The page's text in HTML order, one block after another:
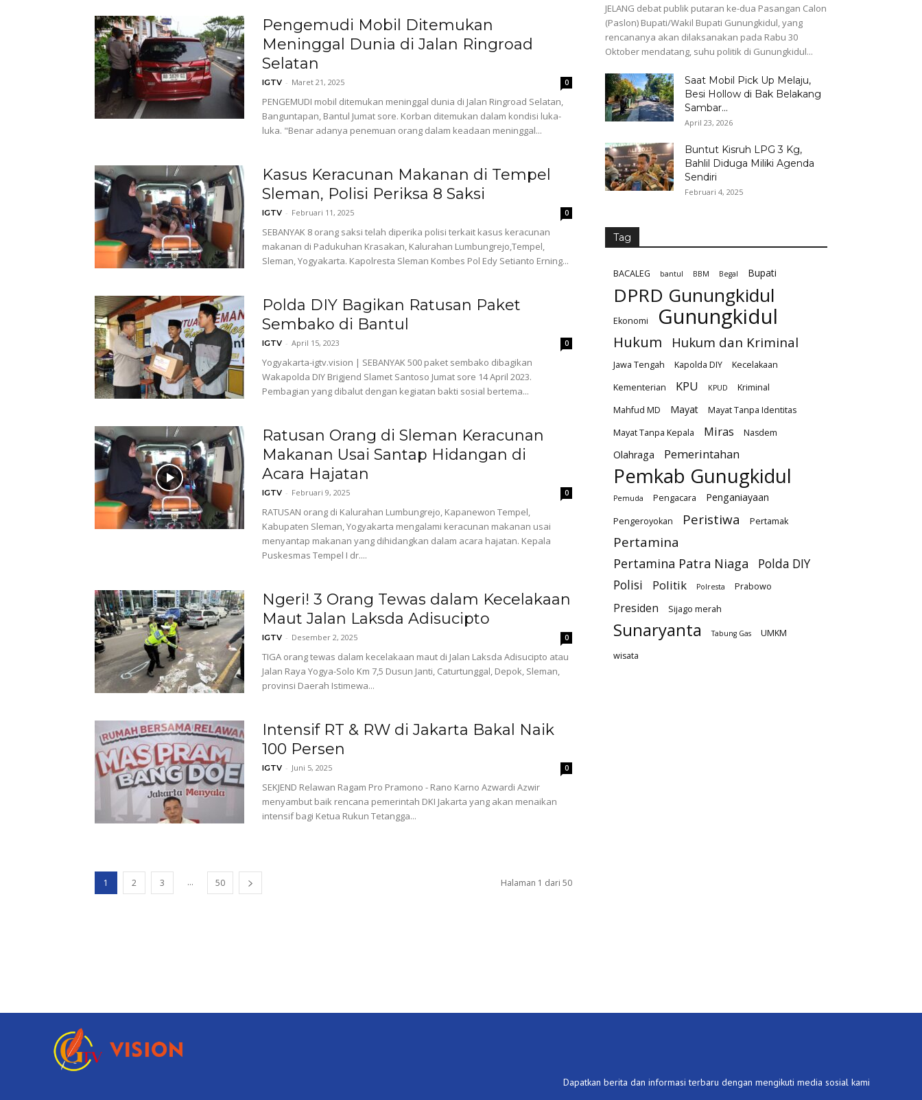
Pengemudi Mobil Ditemukan
Meninggal Dunia di Jalan Ringroad
Selatan
IGTV - Maret 21, 2025 0
PENGEMUDI mobil ditemukan meninggal dunia di Jalan Ringroad Selatan,
Banguntapan, Bantul Jumat sore. Korban ditemukan dalam kondisi luka-
luka. "Benar adanya penemuan orang dalam keadaan meninggal...
Kasus Keracunan Makanan di Tempel
Sleman, Polisi Periksa 8 Saksi
IGTV - Februari 11, 2025 0
SEBANYAK 8 orang saksi telah diperika polisi terkait kasus keracunan
makanan di Padukuhan Krasakan, Kalurahan Lumbungrejo,Tempel,
Sleman, Yogyakarta. Kapolresta Sleman Kombes Pol Edy Setianto Erning...
Polda DIY Bagikan Ratusan Paket
Sembako di Bantul
IGTV - April 15, 2023 0
Yogyakarta-igtv.vision | SEBANYAK 500 paket sembako dibagikan
Wakapolda DIY Brigjend Slamet Santoso Jumat sore 14 April 2023.
Pembagian yang dibalut dengan kegiatan bakti sosial bertema...
Ratusan Orang di Sleman Keracunan
Makanan Usai Santap Hidangan di
Acara Hajatan
IGTV - Februari 9, 2025 0
RATUSAN orang di Kalurahan Lumbungrejo, Kapanewon Tempel,
Kabupaten Sleman, Yogyakarta mengalami keracunan makanan usai
menyantap makanan yang dihidangkan dalam acara hajatan. Kepala
Puskesmas Tempel I dr....
Ngeri! 3 Orang Tewas dalam Kecelakaan
Maut Jalan Laksda Adisucipto
IGTV - Desember 2, 2025 0
TIGA orang tewas dalam kecelakaan maut di Jalan Laksda Adisucipto atau
Jalan Raya Yogya-Solo Km 7,5 Dusun Janti, Caturtunggal, Depok, Sleman,
provinsi Daerah Istimewa...
Intensif RT & RW di Jakarta Bakal Naik
100 Persen
IGTV - Juni 5, 2025 0
SEKJEND Relawan Ragam Pro Pramono - Rano Karno Azwardi Azwir
menyambut baik rencana pemerintah DKI Jakarta yang akan menaikan
intensif bagi Ketua Rukun Tetangga...
1 2 3 ... 50 Halaman 1 dari 50
JELANG debat publik putaran ke-dua Pasangan Calon
(Paslon) Bupati/Wakil Bupati Gunungkidul, yang
rencananya akan dilaksanakan pada Rabu 30
Oktober mendatang, suhu politik di Gunungkidul...
Saat Mobil Pick Up Melaju,
Besi Hollow di Bak Belakang
Sambar...
April 23, 2026
Buntut Kisruh LPG 3 Kg,
Bahlil Diduga Miliki Agenda
Sendiri
Februari 4, 2025
Tag
BACALEG bantul BBM Begal Bupati
DPRD Gunungkidul
Ekonomi Gunungkidul
Hukum Hukum dan Kriminal
Jawa Tengah Kapolda DIY
Kecelakaan
Kementerian
KPU KPUD
Kriminal
Mahfud MD
Mayat
Mayat Tanpa Identitas
Mayat Tanpa Kepala
Miras Nasdem
Olahraga Pemerintahan
Pemkab Gunugkidul
Pemuda Pengacara Penganiayaan
Pengeroyokan Peristiwa Pertamak
Pertamina
Pertamina Patra Niaga
Polda DIY
Polisi
Politik Polresta Prabowo
Presiden Sijago merah
Sunaryanta Tabung Gas
UMKM
wisata
Dapatkan berita dan informasi terbaru dengan mengikuti media sosial kami